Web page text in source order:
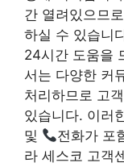
간 열려있으므
하실 수 있습니
24시간 도움을
서는 다양한 커
처리하므로 고
있습니다. 이러
및
전화가 포
라 세스코 고객